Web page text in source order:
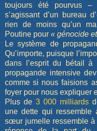
toujours été pourvus –
s’agissant d’un bureau
rien de moins qu’un
Poutine pour « génocide
Le système de
Qu’importe, puisque
dans l’esprit du bétail
propagande intensive
comme si nous faisions
foyer pour nous expliquer
Plus de 3 000 milliards
une dette qui
sœur jumelle ressemble à